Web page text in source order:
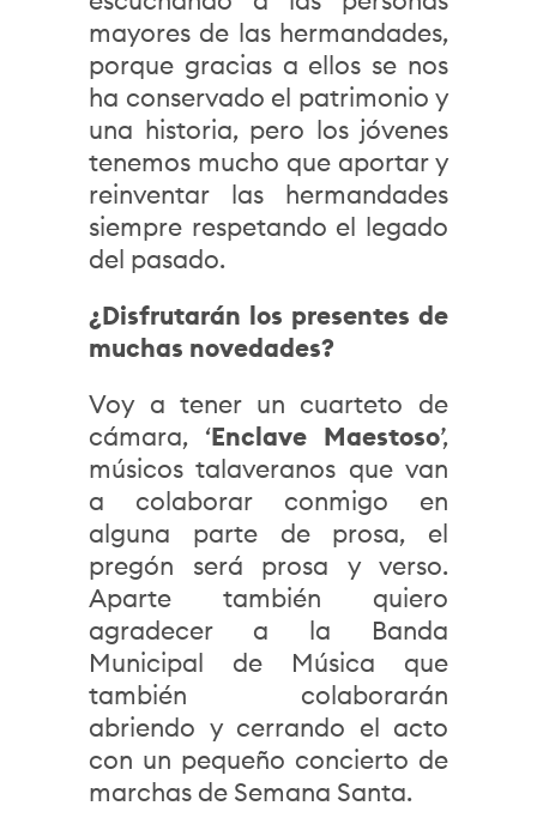
mayores de las hermandades,
porque gracias a ellos se nos
ha conservado el patrimonio y
una historia, pero los jóvenes
tenemos mucho que aportar y
reinventar las hermandades
siempre respetando el legado
del pasado.
¿Disfrutarán los presentes de
muchas novedades?
Voy a tener un cuarteto de
cámara, ‘Enclave Maestoso’,
músicos talaveranos que van
a colaborar conmigo en
alguna parte de prosa, el
pregón será prosa y verso.
Aparte también quiero
agradecer a la Banda
Municipal de Música que
también colaborarán
abriendo y cerrando el acto
con un pequeño concierto de
marchas de Semana Santa.